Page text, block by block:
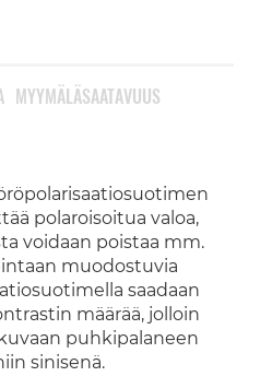
polaroisoitua valoa,
voidaan poistaa mm.
muodostuvia
saadaan
määrää, jolloin
puhkipalaneen
sinisenä.
MYYMÄLÄSAATAVUUS